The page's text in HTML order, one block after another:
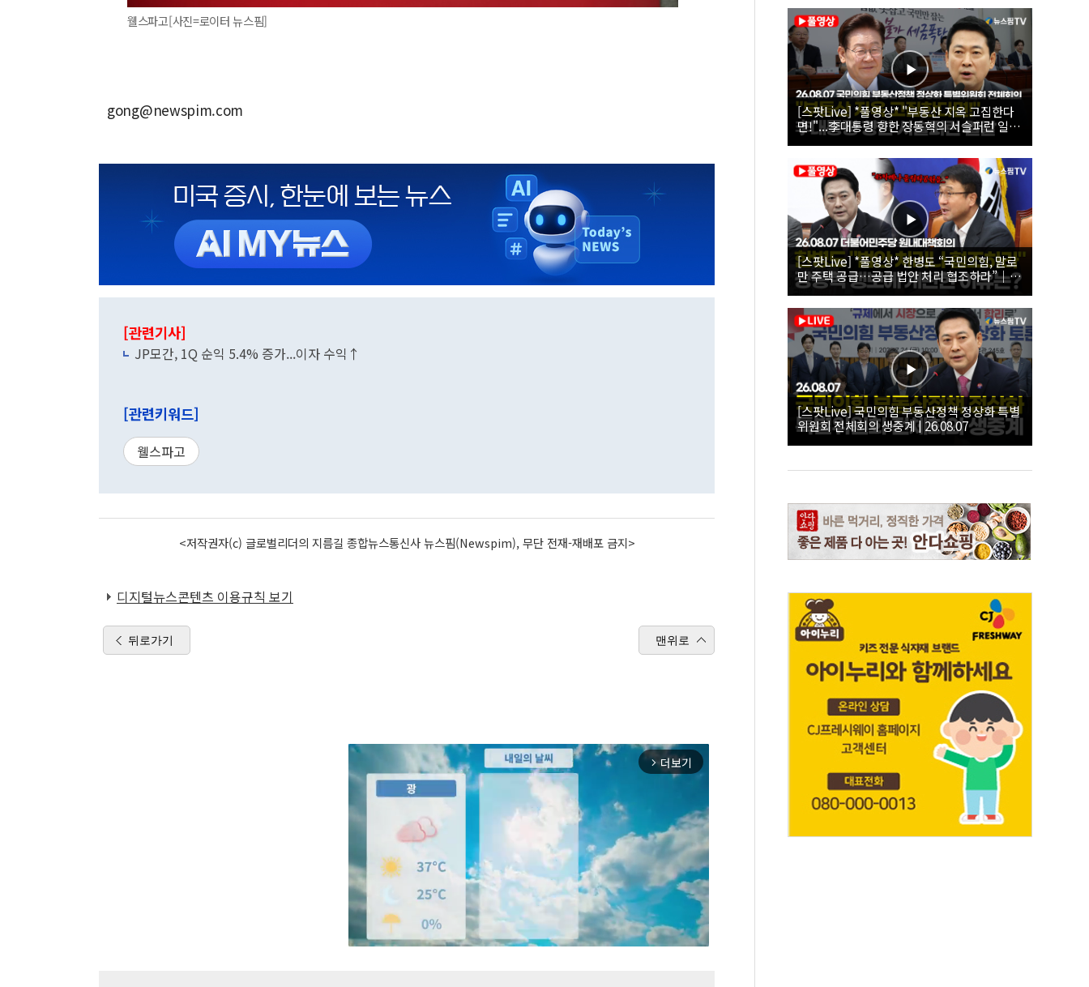
웰스파고[사진=로이터 뉴스핌]
gong@newspim.com
[관련기사]
JP모간, 1Q 순익 5.4% 증가...이자 수익↑
[관련키워드]
웰스파고
<저작권자(c) 글로벌리더의 지름길 종합뉴스통신사 뉴스핌(Newspim), 무단 전재-재배포 금지>
디지털뉴스콘텐츠 이용규칙 보기
뒤로가기 맨위로
arrow_forward_ios 더보기
[스팟Live] *풀영상* "부동산 지옥 고집한다
면!"...李대통령 향한 장동혁의 서슬퍼런 일갈
| 26.08.07 국민의힘 부동산정책 정상화 특별
위원회 전체회의
[스팟Live] *풀영상* 한병도 “국민의힘, 말로
만 주택 공급…공급 법안 처리 협조하라”｜
26.08.07 더불어민주당 원내대책회의
[스팟Live] 국민의힘 부동산정책 정상화 특별
위원회 전체회의 생중계 | 26.08.07